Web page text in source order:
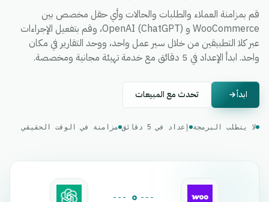
قم بمزامنة العملاء والطلبات والحالات وأي حقل مخصص بين
WooCommerce و OpenAI (ChatGPT)، وقم بتفعيل الإجراءات
عبر كلا التطبيقين من خلال سير عمل واحد، ووحد التقارير في مكان
واحد. ابدأ الإعداد في 5 دقائق مع خدمة تهيئة مجانية ومخصصة.
ابدأ تحدث مع المبيعات
لا يتطلب البرمجة إعداد في 5 دقائق مزامنة في الوقت الحقيقي